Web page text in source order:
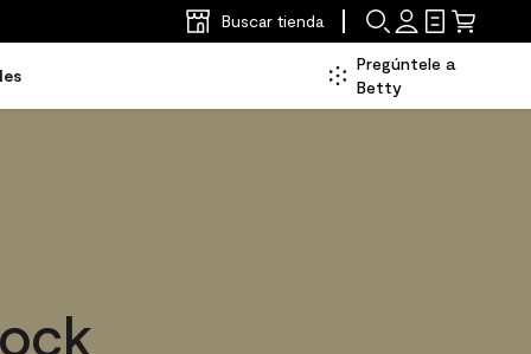
Buscar tienda
Pregúntele a
Betty